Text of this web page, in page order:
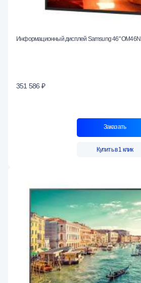
Информационный дисплей Samsung 46" OM46N
351 586 ₽
Заказать
Купить в 1 клик